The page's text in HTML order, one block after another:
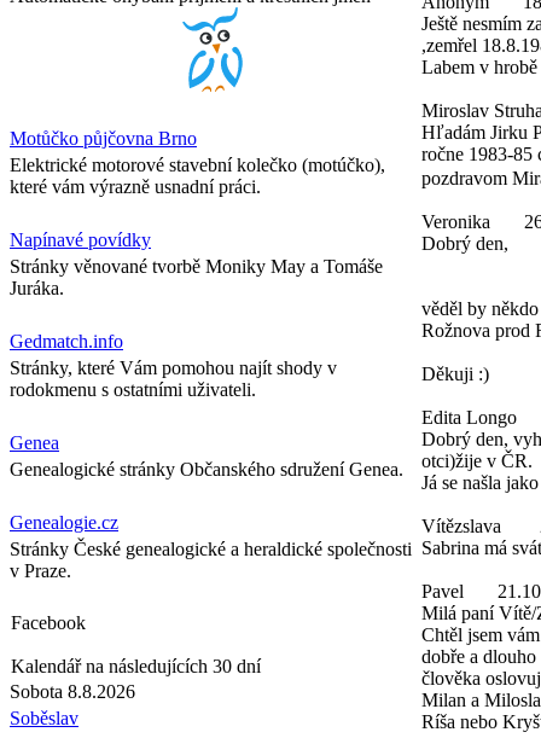
Motůčko půjčovna Brno
Elektrické motorové stavební kolečko (motúčko),
které vám výrazně usnadní práci.
Napínavé povídky
Stránky věnované tvorbě Moniky May a Tomáše
Juráka.
Gedmatch.info
Stránky, které Vám pomohou najít shody v
rodokmenu s ostatními uživateli.
Genea
Genealogické stránky Občanského sdružení Genea.
Genealogie.cz
Stránky České genealogické a heraldické společnosti
v Praze.
Facebook
Kalendář na následujících 30 dní
Sobota 8.8.2026
Soběslav
Ještě nesmím
,zemřel
Labem v
Miroslav
Hľadám Jirku
ročne 1983-85
pozdravom
Veronika
Dobrý den,
věděl by
Rožnova prod
Děkuji :)
Edita Longo
Dobrý den,
otci)žije v ČR.
Já se našla
Vítězslava
Sabrina má
Pavel
Milá paní Vítě/
Chtěl jsem
dobře a dlouho
člověka
Milan a
Ríša nebo